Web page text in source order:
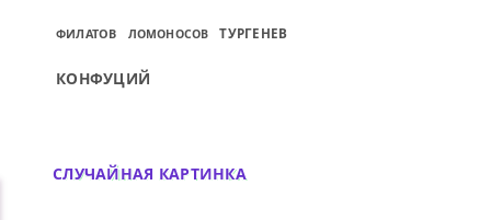
ФИЛАТОВ ЛОМОНОСОВ ТУРГЕНЕВ
КОНФУЦИЙ
СЛУЧАЙНАЯ КАРТИНКА